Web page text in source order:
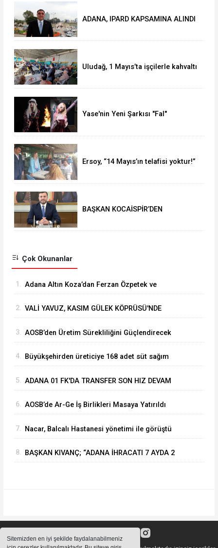
Sitemizden en iyi şekilde faydalanabilmeniz
ADANA, IPARD KAPSAMINA ALINDI
Uludağ, 1 Mayıs’ta işçilerle kahvaltı
Yase'nin Yeni Şarkısı "Fal"
Ersoy, “14 Mayıs’ın telafisi yoktur!”
BAŞKAN KOCAİSPİR’DEN
Çok Okunanlar
1. Adana Altın Koza’dan Ferzan Özpetek ve
2. VALİ YAVUZ, KASIM GÜLEK KÖPRÜSÜ'NDE
3. ⁠AOSB’den Üretim Sürekliliğini Güçlendirecek
4. Büyükşehirden üreticiye 168 adet süt sağım
5. ADANA 01 FK'DA TRANSFER SON HIZ DEVAM
6. AOSB’de Ar-Ge İş Birlikleri Masaya Yatırıldı
7. Nacar, Balcalı Hastanesi yönetimi ile görüştü
8. BAŞKAN KIVANÇ; “ADANA İHRACATI 7 AYDA 2